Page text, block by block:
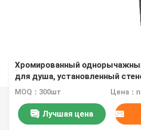
Хромированный
для душа, установленный
дюйма
MOQ：300шт Цена：
Лучшая цена